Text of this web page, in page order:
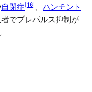
自閉症[16]
ハンチント
でプレパルス抑制が